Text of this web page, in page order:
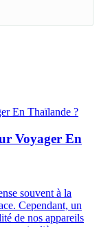
Voyager En
souvent à la
Cependant, un
de nos appareils